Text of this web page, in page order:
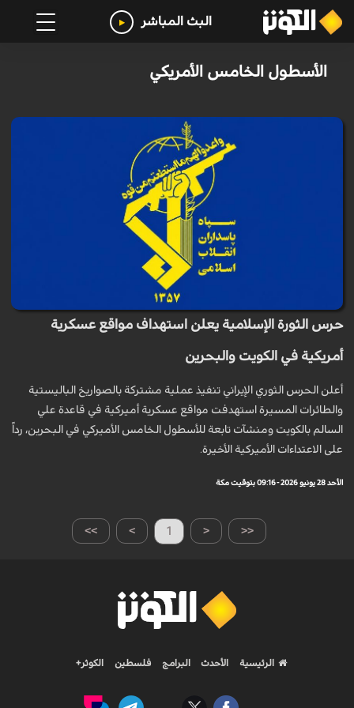
البث المباشر
الأسطول الخامس الأمريكي
حرس الثورة الإسلامية يعلن استهداف مواقع عسكرية
أمريكية في الكويت والبحرين
أعلن الحرس الثوري الإيراني تنفيذ عملية مشتركة بالصواريخ الباليستية
والطائرات المسيرة استهدفت مواقع عسكرية أميركية في قاعدة علي
السالم بالكويت ومنشآت تابعة للأسطول الخامس الأميركي في البحرين، رداً
على الاعتداءات الأميركية الأخيرة.
الأحد 28 يونيو 2026 - 09:16 بتوقيت مكة
>> > 1 < <<
الرئيسية الأحدث البرامج فلسطين الكوثر+